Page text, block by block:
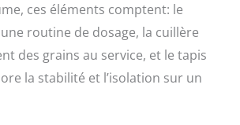
ces éléments comptent: le
routine de dosage, la cuillère
des grains au service, et le tapis
la stabilité et l’isolation sur un